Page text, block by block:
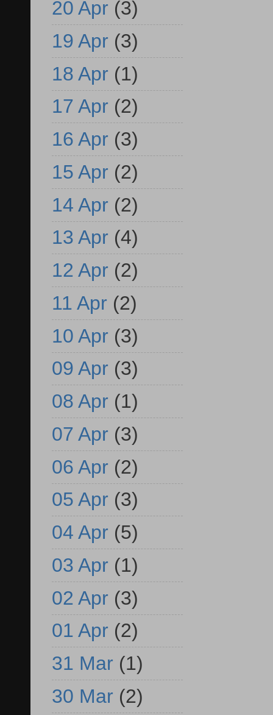
20 Apr (3)
19 Apr (3)
18 Apr (1)
17 Apr (2)
16 Apr (3)
15 Apr (2)
14 Apr (2)
13 Apr (4)
12 Apr (2)
11 Apr (2)
10 Apr (3)
09 Apr (3)
08 Apr (1)
07 Apr (3)
06 Apr (2)
05 Apr (3)
04 Apr (5)
03 Apr (1)
02 Apr (3)
01 Apr (2)
31 Mar (1)
30 Mar (2)